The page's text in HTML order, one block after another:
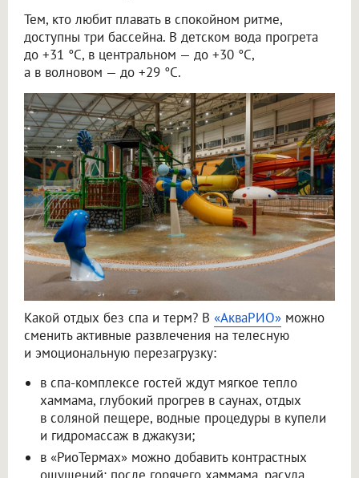
Тем, кто любит плавать в спокойном ритме,
доступны три бассейна. В детском вода прогрета
до +31 °C, в центральном — до +30 °C,
а в волновом — до +29 °C.
Какой отдых без спа и терм? В «АкваРИО» можно
сменить активные развлечения на телесную
и эмоциональную перезагрузку:
в спа-комплексе гостей ждут мягкое тепло
хаммама, глубокий прогрев в саунах, отдых
в соляной пещере, водные процедуры в купели
и гидромассаж в джакузи;
в «РиоТермах» можно добавить контрастных